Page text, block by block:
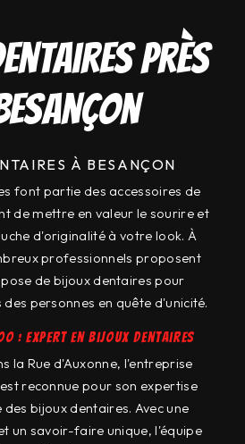
près
À BESANÇON
font partie des accessoires de
de mettre en valeur le sourire et
d'originalité à votre look. À
professionnels proposent
de bijoux dentaires pour
personnes en quête d'unicité.
: expert en bijoux dentaires
la Rue d'Auxonne, l'entreprise
reconnue pour son expertise
bijoux dentaires. Avec une
un savoir-faire unique, l'équipe